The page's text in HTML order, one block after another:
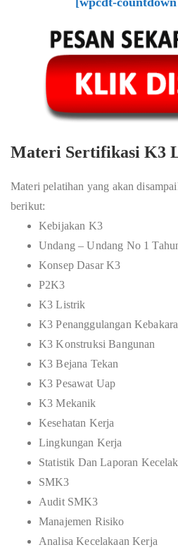
Materi Sertifikasi K3
Materi pelatihan yang akan
berikut:
Kebijakan K3
Undang – Undang No 1
Konsep Dasar K3
P2K3
K3 Listrik
K3 Penanggulangan
K3 Konstruksi Bangunan
K3 Bejana Tekan
K3 Pesawat Uap
K3 Mekanik
Kesehatan Kerja
Lingkungan Kerja
Statistik Dan Laporan
SMK3
Audit SMK3
Manajemen Risiko
Analisa Kecelakaan Kerja